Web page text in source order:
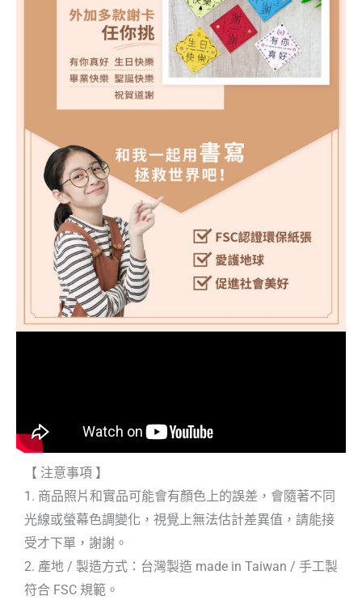
【 注意事項 】
1. 商品照片和實品可能會有顏色上的誤差，會隨著不同
光線或螢幕色調變化，視覺上無法估計差異值，請能接
受才下單，謝謝。
2. 產地 / 製造方式：台灣製造 made in Taiwan / 手工製
符合 FSC 規範。